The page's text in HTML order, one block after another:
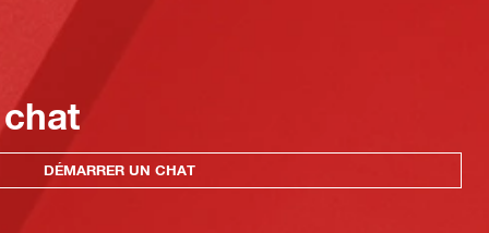
DÉMARRER UN CHAT